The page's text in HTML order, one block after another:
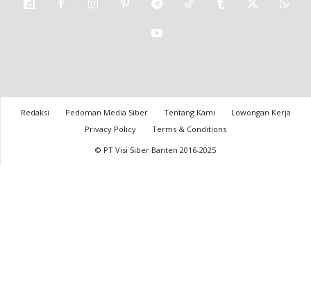
Redaksi Pedoman Media Siber Tentang Kami
Lowongan Kerja
Privacy Policy
Terms & Conditions
© PT Visi Siber Banten 2016-2025